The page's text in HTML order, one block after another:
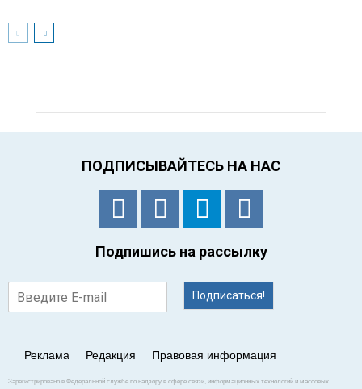
ПОДПИСЫВАЙТЕСЬ НА НАС
Подпишись на рассылку
Подписаться!
Реклама Редакция Правовая информация
Зарегистрировано в Федеральной службе по надзору в сфере связи, информационных технологий и массовых